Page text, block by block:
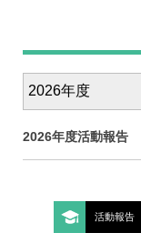
2026年度活動報告
度
別
ア
カ
活動報告